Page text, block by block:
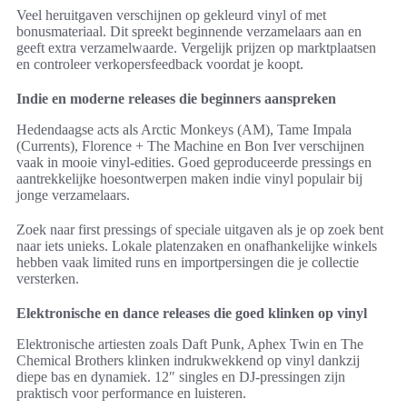
Veel heruitgaven verschijnen op gekleurd vinyl of met
bonusmateriaal. Dit spreekt beginnende verzamelaars aan en
geeft extra verzamelwaarde. Vergelijk prijzen op marktplaatsen
en controleer verkopersfeedback voordat je koopt.
Indie en moderne releases die beginners aanspreken
Hedendaagse acts als Arctic Monkeys (AM), Tame Impala
(Currents), Florence + The Machine en Bon Iver verschijnen
vaak in mooie vinyl-edities. Goed geproduceerde pressings en
aantrekkelijke hoesontwerpen maken indie vinyl populair bij
jonge verzamelaars.
Zoek naar first pressings of speciale uitgaven als je op zoek bent
naar iets unieks. Lokale platenzaken en onafhankelijke winkels
hebben vaak limited runs en importpersingen die je collectie
versterken.
Elektronische en dance releases die goed klinken op vinyl
Elektronische artiesten zoals Daft Punk, Aphex Twin en The
Chemical Brothers klinken indrukwekkend op vinyl dankzij
diepe bas en dynamiek. 12″ singles en DJ-pressingen zijn
praktisch voor performance en luisteren.